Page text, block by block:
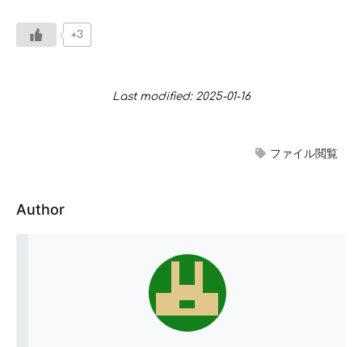
+3
Last modified: 2025-01-16
ファイル閲覧
Author